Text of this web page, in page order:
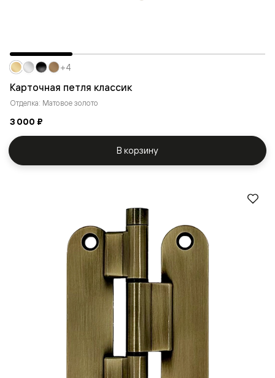
Карточная петля классик
Отделка: Матовое золото
3 000 ₽
+4
В корзину